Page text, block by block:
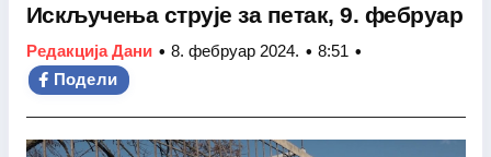
Искључења струје за петак, 9. фебруар
Редакција Дани • 8. фебруар 2024. • 8:51 •
Подели